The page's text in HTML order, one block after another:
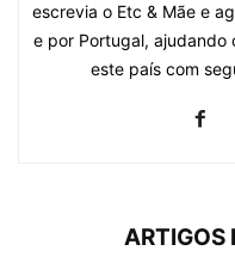
escrevia o Etc & Mãe e
e por Portugal, ajudando
este país com
ARTIGOS